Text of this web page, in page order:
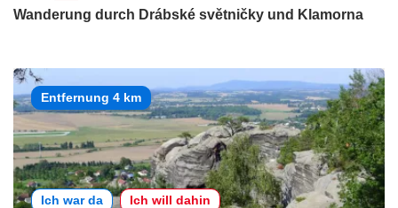
Wanderung durch Drábské světničky und Klamorna
Entfernung 4 km
Ich war da Ich will dahin